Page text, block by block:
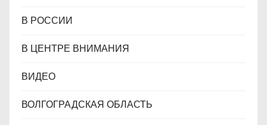
В РОССИИ
В ЦЕНТРЕ ВНИМАНИЯ
ВИДЕО
ВОЛГОГРАДСКАЯ ОБЛАСТЬ